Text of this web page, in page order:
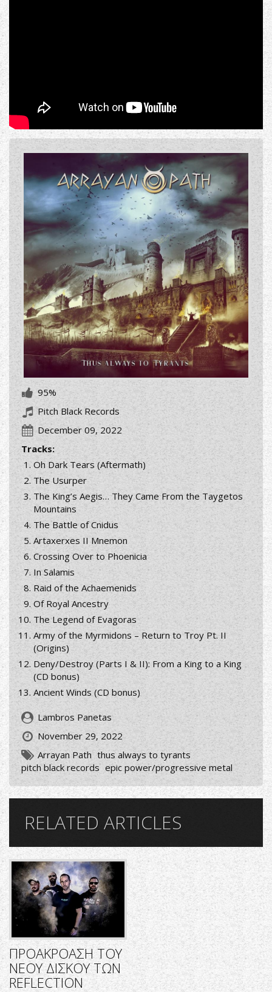
95%
Pitch Black Records
December 09, 2022
Tracks:
Oh Dark Tears (Aftermath)
The Usurper
The King’s Aegis… They Came From the Taygetos
Mountains
The Battle of Cnidus
Artaxerxes II Mnemon
Crossing Over to Phoenicia
In Salamis
Raid of the Achaemenids
Of Royal Ancestry
The Legend of Evagoras
Army of the Myrmidons – Return to Troy Pt. II
(Origins)
Deny/Destroy (Parts I & II): From a King to a King
(CD bonus)
Ancient Winds (CD bonus)
Lambros Panetas
November 29, 2022
Arrayan Path thus always to tyrants
pitch black records epic power/progressive metal
RELATED ARTICLES
ΠΡΟΑΚΡΟΑΣΗ ΤΟΥ
ΝΕΟΥ ΔΙΣΚΟΥ ΤΩΝ
REFLECTION